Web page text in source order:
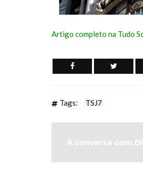
Artigo completo na Tudo
Tags: TSJ7
À conversa com